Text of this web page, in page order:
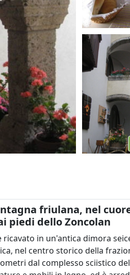
friulana, nel
piedi dello Zoncolan
in un'antica dimora
nel centro storico della
dal complesso sciistico